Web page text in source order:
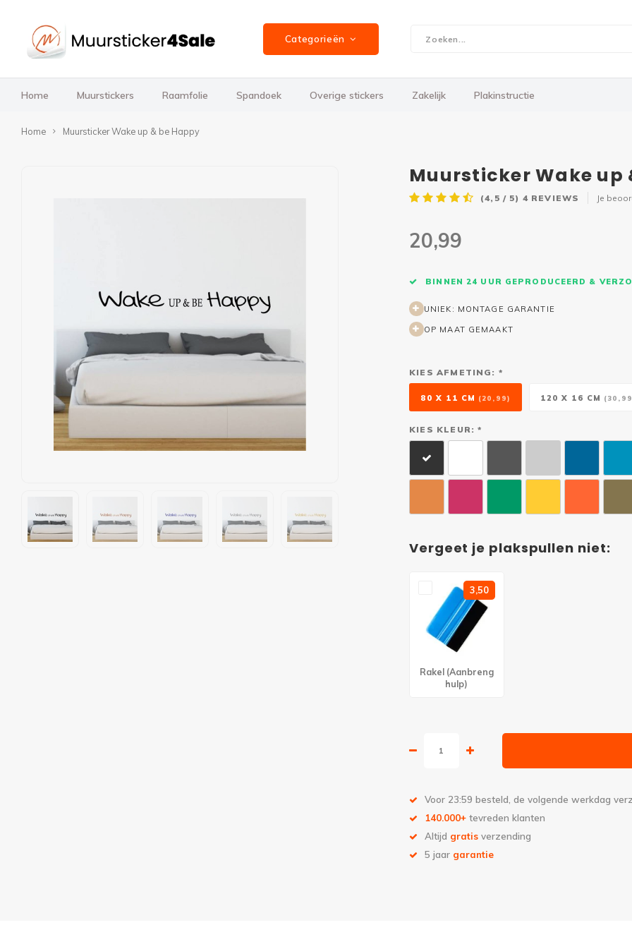
Categorieën
Home Muurstickers Raamfolie Spandoek Overige stickers Zakelijk Plakinstructie
Home Muursticker Wake up & be Happy
Muursticker Wake up
(4,5 / 5) 4REVIEWS Je
20,99
BINNEN 24 UUR GEPRODUCEERD &
UNIEK: MONTAGE GARANTIE
OP MAAT GEMAAKT
KIES AFMETING: *
80 X 11 CM (20,99) 120 X 16 CM
KIES KLEUR: *
Vergeet je plakspullen niet:
3,50
Rakel (Aanbreng
hulp)
Voor 23:59 besteld, de volgende werkdag
140.000+ tevreden klanten
Altijd gratis verzending
5 jaar garantie